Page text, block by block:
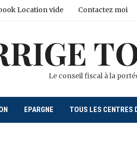
Location vide Contactez moi
Le conseil fiscal à la
EPARGNE TOUS LES CENTRES